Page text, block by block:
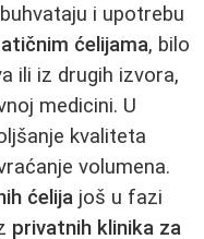
i upotrebu
ćelijama, bilo
ili iz drugih izvora,
medicini. U
kvaliteta
volumena.
ćelija još u fazi
privatnih klinika za